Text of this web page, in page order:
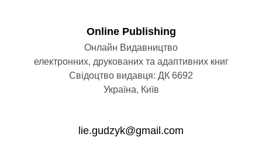
Оnline Publishing
Онлайн Видавництво
електронних, друкованих та адаптивних книг
Свідоцтво видавця: ДК 6692
Україна, Київ
lie.gudzyk@gmail.com